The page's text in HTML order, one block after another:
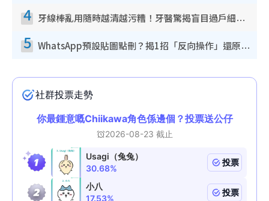
4 牙線棒亂用隨時越清越污糟！牙醫驚揭盲目過戶細菌恐致蛀牙：呢種先係日常真保養
5 WhatsApp預設貼圖點刪？揭1招「反向操作」還原簡潔介面 附3步實測教學